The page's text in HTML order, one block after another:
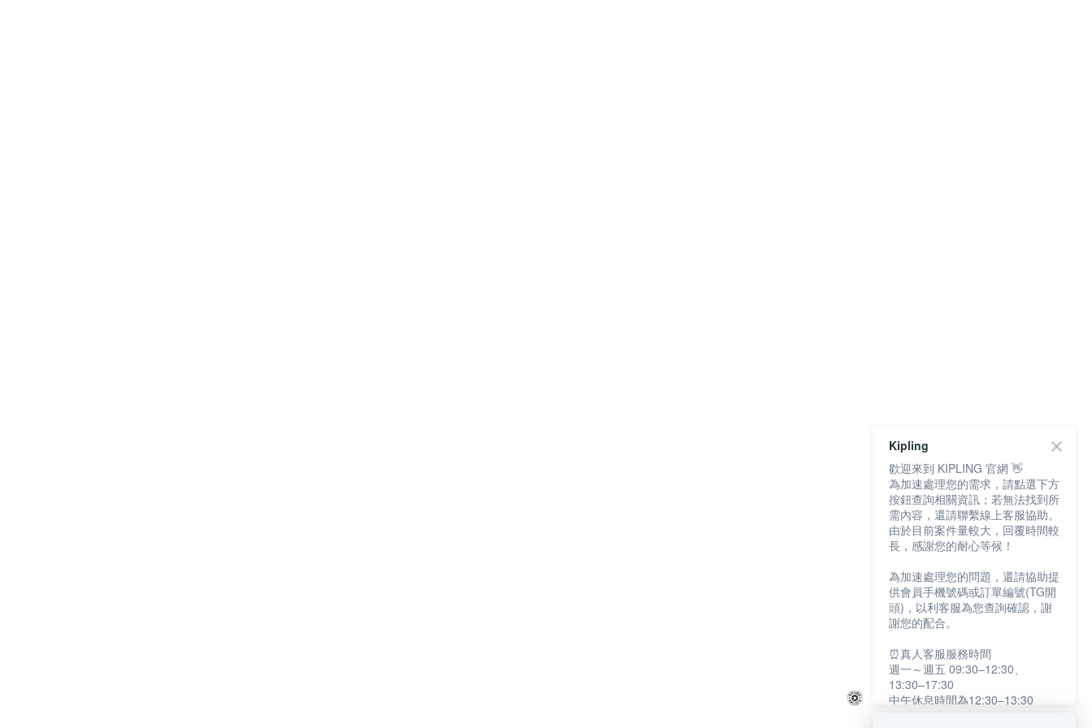
Kipling
歡迎來到 KIPLING 官網 👋
為加速處理您的需求，請點選下方
按鈕查詢相關資訊；若無法找到所
需內容，還請聯繫線上客服協助。
由於目前案件量較大，回覆時間較
長，感謝您的耐心等候！
為加速處理您的問題，還請協助提
供會員手機號碼或訂單編號(TG開
頭)，以利客服為您查詢確認，謝
謝您的配合。
⏰真人客服服務時間
週一～週五 09:30–12:30、
13:30–17:30
中午休息時間為12:30–13:30